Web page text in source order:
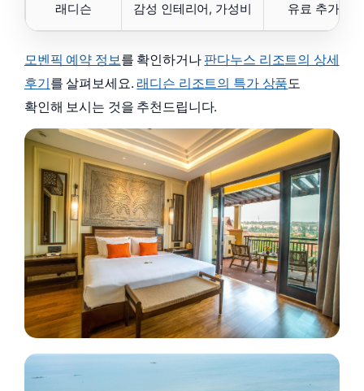
래디슨 감성 인테리어, 가성비 유료 추가
모벤픽 예약 정보 를 확인하거나 판다누스 리조트의 상세
후기를 살펴보세요. 래디슨 리조트의 특가 상품 도
확인해 보시는 것을 추천드립니다.